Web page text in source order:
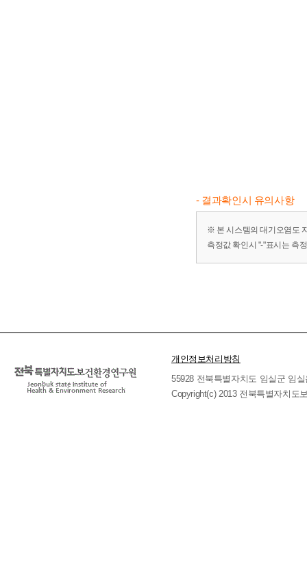
- 결과확인시 유의사항
※ 본 시스템의 대기오염도
측정값 확인시 "-"표시는 측
개인정보처리방침
55928 전북특별자치도 임실군 임
Copyright(c) 2013 전북특별자치도